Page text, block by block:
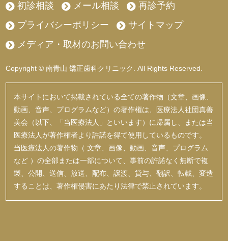
初診相談 メール相談
再診予約
プライバシーポリシー
サイトマップ
メディア・取材のお問い合わせ
Copyright © 南青山 矯正歯科クリニック. All Rights Reserved.
本サイトにおいて掲載されている全ての著作物（文章、画像、
動画、音声、プログラムなど）の著作権は、医療法人社団真善
美会（以下、「当医療法人」といいます）に帰属し、または当
医療法人が著作権者より許諾を得て使用しているものです。
当医療法人の著作物（ 文章、画像、動画、音声、プログラム
など ）の全部または一部について、事前の許諾なく無断で複
製、公開、送信、放送、配布、譲渡、貸与、翻訳、転載、変造
することは、著作権侵害にあたり法律で禁止されています。